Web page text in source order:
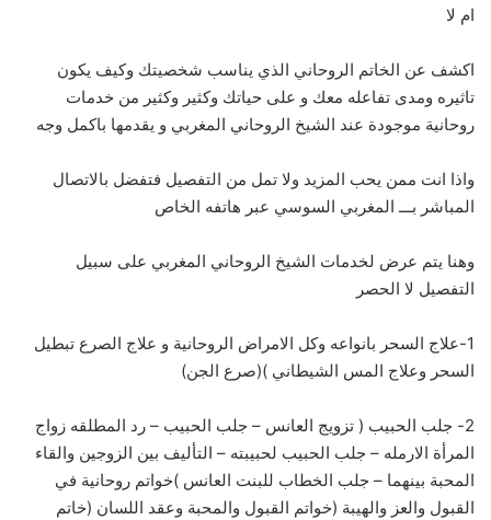
ام لا
اكشف عن الخاتم الروحاني الذي يناسب شخصيتك وكيف يكون
تاثيره ومدى تفاعله معك و على حياتك وكثير وكثير من خدمات
روحانية موجودة عند الشيخ الروحاني المغربي و يقدمها باكمل وجه
واذا انت ممن يحب المزيد ولا تمل من التفصيل فتفضل بالاتصال
المباشر بـــ المغربي السوسي عبر هاتفه الخاص
وهنا يتم عرض لخدمات الشيخ الروحاني المغربي على سبيل
التفصيل لا الحصر
1-علاج السحر بانواعه وكل الامراض الروحانية و علاج الصرع تبطيل
السحر وعلاج المس الشيطاني )(صرع الجن)
2- جلب الحبيب ( تزويج العانس – جلب الحبيب – رد المطلقه زواج
المرأة الارمله – جلب الحبيب لحبيبته – التأليف بين الزوجين والقاء
المحبة بينهما – جلب الخطاب للبنت العانس )خواتم روحانية في
القبول والعز والهيبة (خواتم القبول والمحبة وعقد اللسان (خاتم